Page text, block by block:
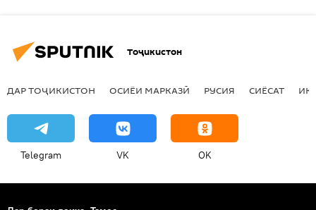
Тоҷикистон
ДАР ТОҶИКИСТОН ОСИЁИ МАРКАЗӢ РУСИЯ СИЁСАТ
Telegram VK OK